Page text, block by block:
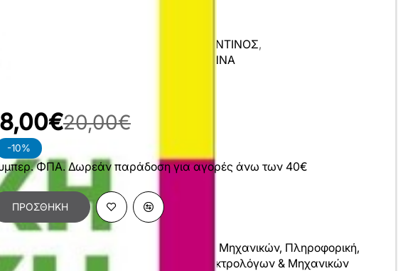
ΝΆΤΣΙΚΑΣ ΚΩΝΣΤΑΝΤΊΝΟΣ,
ΑΛΚΙΒΙΆΔΗΣ
ΦΩΤΙΆΔΟΥ ΙΩΆΝΝΑ
-10%
20,00€
ΦΠΑ. Δωρεάν παράδοση για αγορές άνω των 40€
ΠΡΟΣΘΉΚΗ
Επιστήμες Μηχανικών, Πληροφορική,
Ηλεκτρονικών Μηχανικών
Ηλεκτρολόγων & Μηχανικών